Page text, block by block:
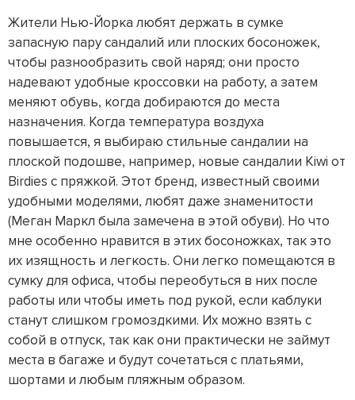
Жители Нью-Йорка любят держать в сумке
запасную пару сандалий или плоских босоножек,
чтобы разнообразить свой наряд; они просто
надевают удобные кроссовки на работу, а затем
меняют обувь, когда добираются до места
назначения. Когда температура воздуха
повышается, я выбираю стильные сандалии на
плоской подошве, например, новые сандалии Kiwi от
Birdies с пряжкой. Этот бренд, известный своими
удобными моделями, любят даже знаменитости
(Меган Маркл была замечена в этой обуви). Но что
мне особенно нравится в этих босоножках, так это
их изящность и легкость. Они легко помещаются в
сумку для офиса, чтобы переобуться в них после
работы или чтобы иметь под рукой, если каблуки
станут слишком громоздкими. Их можно взять с
собой в отпуск, так как они практически не займут
места в багаже и будут сочетаться с платьями,
шортами и любым пляжным образом.